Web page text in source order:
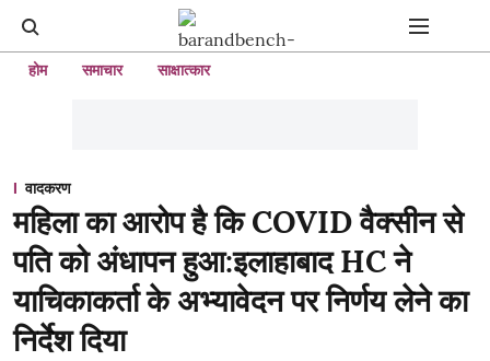
होम समाचार साक्षात्कार
वादकरण
महिला का आरोप है कि COVID वैक्सीन से
पति को अंधापन हुआ:इलाहाबाद HC ने
याचिकाकर्ता के अभ्यावेदन पर निर्णय लेने का
निर्देश दिया